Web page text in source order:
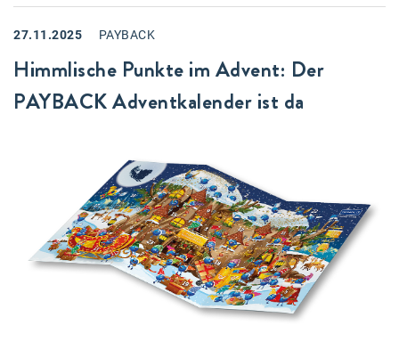
27.11.2025 PAYBACK
Himmlische Punkte im Advent: Der
PAYBACK Adventkalender ist da